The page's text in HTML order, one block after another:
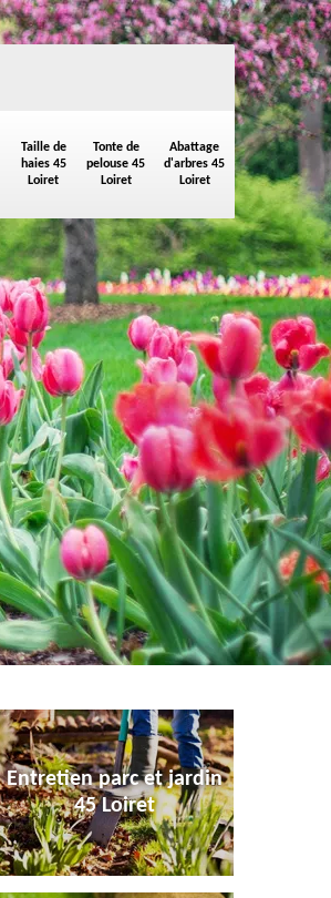
Taille de
haies 45
Loiret
Tonte de
pelouse 45
Loiret
Abattage
d'arbres 45
Loiret
Entretien parc et jardin
45 Loiret